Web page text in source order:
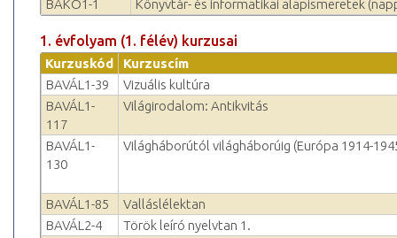
BAKÖ1-1
Könyvtár- és informatikai alapismeretek
1. évfolyam (1. félév) kurzusai
Kurzuskód
Kurzuscím
BAVÁL1-39
Vizuális kultúra
BAVÁL1-
117
Világirodalom: Antikvitás
BAVÁL1-
130
Világháborútól világháborúig (Európa 1914-
BAVÁL1-85
Valláslélektan
BAVÁL2-4
Török leíró nyelvtan 1.